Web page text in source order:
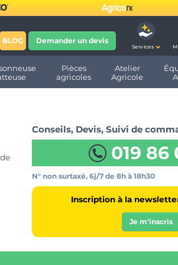
BLOG
Demander un devis
Services
Pièces
agricoles
Atelier
Agricole
Conseils, Devis, Suivi de
019 86
N° non surtaxé, 6j/7 de 8h à 18h30
Inscription à la
Je m'inscris